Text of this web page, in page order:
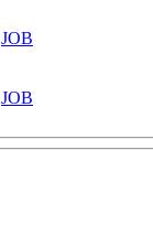
JOB
JOB